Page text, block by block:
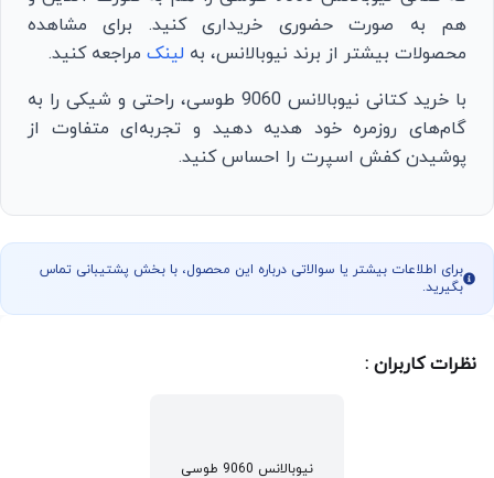
هم به صورت حضوری خریداری کنید. برای مشاهده
محصولات بیشتر از برند نیوبالانس، به لینک مراجعه کنید.
با خرید کتانی نیوبالانس 9060 طوسی، راحتی و شیکی را به
گام‌های روزمره خود هدیه دهید و تجربه‌ای متفاوت از
پوشیدن کفش اسپرت را احساس کنید.
برای اطلاعات بیشتر یا سوالاتی درباره این محصول، با بخش پشتیبانی تماس
بگیرید.
نظرات کاربران :
نیوبالانس 9060 طوسی